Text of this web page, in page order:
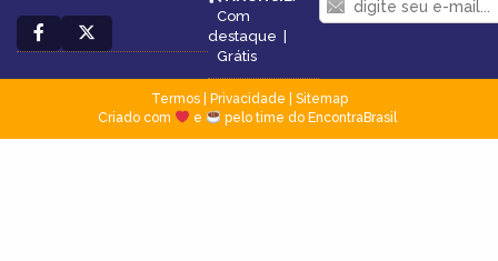
Com
destaque |
Grátis
Termos| Privacidade
Sitemap
Criado com
e pelo time do EncontraBrasil